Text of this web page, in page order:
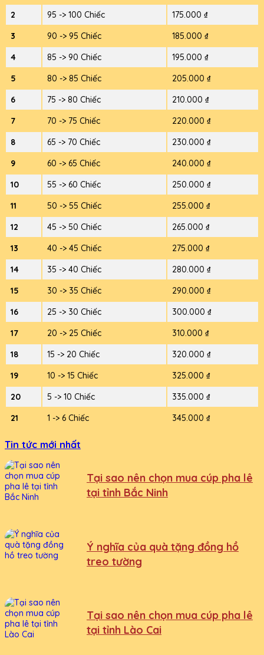
2
95 -> 100 Chiếc
175.000 ₫
3
90 -> 95 Chiếc
185.000 ₫
4
85 -> 90 Chiếc
195.000 ₫
5
80 -> 85 Chiếc
205.000 ₫
6
75 -> 80 Chiếc
210.000 ₫
7
70 -> 75 Chiếc
220.000 ₫
8
65 -> 70 Chiếc
230.000 ₫
9
60 -> 65 Chiếc
240.000 ₫
10
55 -> 60 Chiếc
250.000 ₫
11
50 -> 55 Chiếc
255.000 ₫
12
45 -> 50 Chiếc
265.000 ₫
13
40 -> 45 Chiếc
275.000 ₫
14
35 -> 40 Chiếc
280.000 ₫
15
30 -> 35 Chiếc
290.000 ₫
16
25 -> 30 Chiếc
300.000 ₫
17
20 -> 25 Chiếc
310.000 ₫
18
15 -> 20 Chiếc
320.000 ₫
19
10 -> 15 Chiếc
325.000 ₫
20
5 -> 10 Chiếc
335.000 ₫
21
1 -> 6 Chiếc 345.000 ₫
Tin tức mới nhất
Tại sao nên chọn mua cúp pha lê
tại tỉnh Bắc Ninh
Ý nghĩa của quà tặng đồng hồ
treo tường
Tại sao nên chọn mua cúp pha lê
tại tỉnh Lào Cai